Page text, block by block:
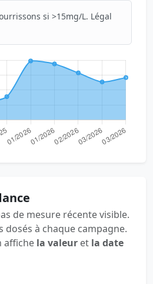
si >15mg/L. Légal
de mesure récente visible.
dosés à chaque campagne.
affiche la valeur et la date